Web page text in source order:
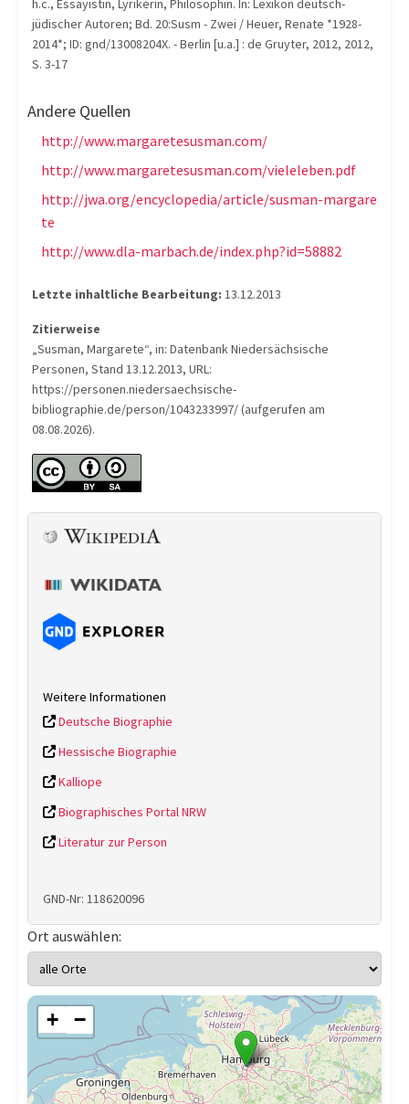
h.c., Essayistin, Lyrikerin, Philosophin. In: Lexikon deutsch-
jüdischer Autoren; Bd. 20:Susm - Zwei / Heuer, Renate *1928-
2014*; ID: gnd/13008204X. - Berlin [u.a.] : de Gruyter, 2012, 2012,
S. 3-17
Andere Quellen
http://www.margaretesusman.com/
http://www.margaretesusman.com/vieleleben.pdf
http://jwa.org/encyclopedia/article/susman-margare
te
http://www.dla-marbach.de/index.php?id=58882
Letzte inhaltliche Bearbeitung: 13.12.2013
Zitierweise
„Susman, Margarete“, in: Datenbank Niedersächsische
Personen, Stand 13.12.2013, URL:
https://personen.niedersaechsische-
bibliographie.de/person/1043233997/ (aufgerufen am
08.08.2026).
Weitere Informationen
Deutsche Biographie
Hessische Biographie
Kalliope
Biographisches Portal NRW
Literatur zur Person
GND-Nr: 118620096
Ort auswählen:
+ −